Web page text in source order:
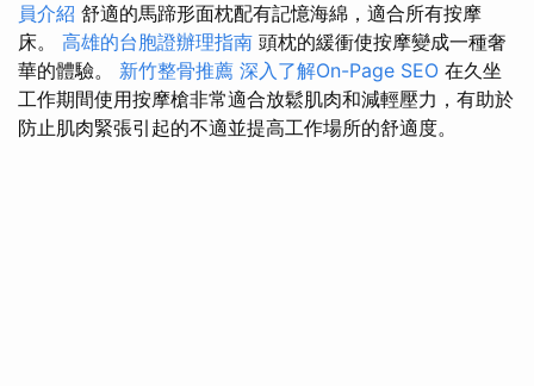
員介紹 舒適的馬蹄形面枕配有記憶海綿，適合所有按摩
床。 高雄的台胞證辦理指南 頭枕的緩衝使按摩變成一種奢
華的體驗。 新竹整骨推薦 深入了解On-Page SEO 在久坐
工作期間使用按摩槍非常適合放鬆肌肉和減輕壓力，有助於
防止肌肉緊張引起的不適並提高工作場所的舒適度。